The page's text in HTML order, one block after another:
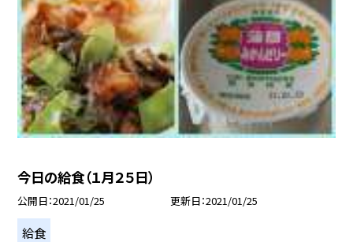
今日の給食（１月２５日）
公開日 2021/01/25 更新日 2021/01/25
給食